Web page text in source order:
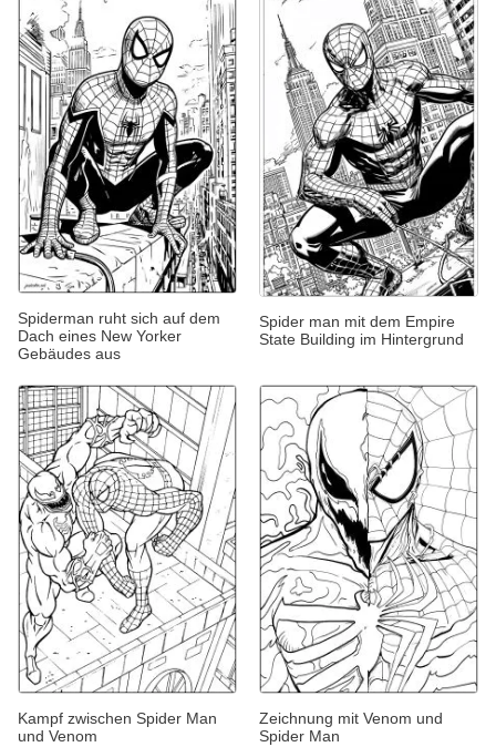
Spiderman ruht sich auf dem
Dach eines New Yorker
Gebäudes aus
Spider man mit dem Empire
State Building im Hintergrund
Kampf zwischen Spider Man
und Venom
Zeichnung mit Venom und
Spider Man